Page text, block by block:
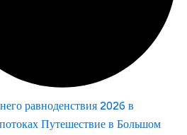
равноденствия 2026 в
Путешествие в Большом